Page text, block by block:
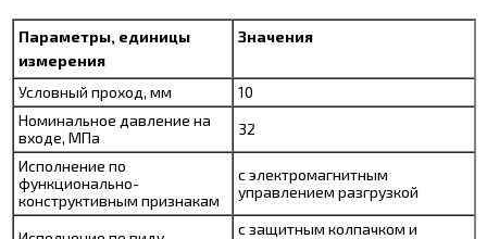
Параметры, единицы
измерения
Значения
Условный проход, мм
10
Номинальное давление на
входе, МПа
32
Исполнение по
функционально-
конструктивным признакам
с электромагнитным
управлением разгрузкой
с защитным колпачком и